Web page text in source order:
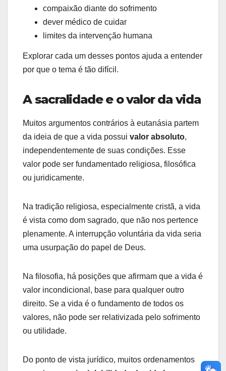
compaixão diante do sofrimento
dever médico de cuidar
limites da intervenção humana
Explorar cada um desses pontos ajuda a entender
por que o tema é tão difícil.
A sacralidade e o valor da vida
Muitos argumentos contrários à eutanásia partem
da ideia de que a vida possui valor absoluto,
independentemente de suas condições. Esse
valor pode ser fundamentado religiosa, filosófica
ou juridicamente.
Na tradição religiosa, especialmente cristã, a vida
é vista como dom sagrado, que não nos pertence
plenamente. A interrupção voluntária da vida seria
uma usurpação do papel de Deus.
Na filosofia, há posições que afirmam que a vida é
valor incondicional, base para qualquer outro
direito. Se a vida é o fundamento de todos os
valores, não pode ser relativizada pelo sofrimento
ou utilidade.
Do ponto de vista jurídico, muitos ordenamentos